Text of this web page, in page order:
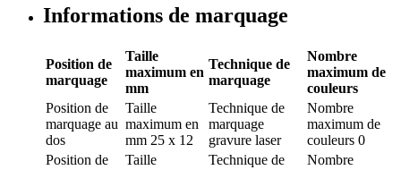
Informations de marquage
Position de
marquage
Taille
maximum en
mm
Technique de
marquage
Nombre
maximum de
couleurs
Position de
marquage au
dos
Taille
maximum en
mm 25 x 12
Technique de
marquage
gravure laser
Nombre
maximum de
couleurs 0
Position de
Taille
Technique de
Nombre